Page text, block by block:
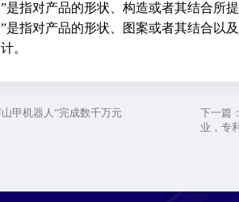
是指对产品的形状、构造或者其结合所
是指对产品的形状、图案或者其结合以
。
山甲机器人”完成数千万元
下一篇
业，专